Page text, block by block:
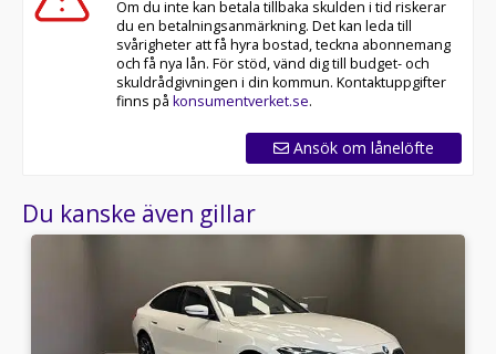
Om du inte kan betala tillbaka skulden i tid riskerar
du en betalningsanmärkning. Det kan leda till
svårigheter att få hyra bostad, teckna abonnemang
och få nya lån. För stöd, vänd dig till budget- och
skuldrådgivningen i din kommun. Kontaktuppgifter
finns på konsumentverket.se.
Ansök om lånelöfte
Du kanske även gillar